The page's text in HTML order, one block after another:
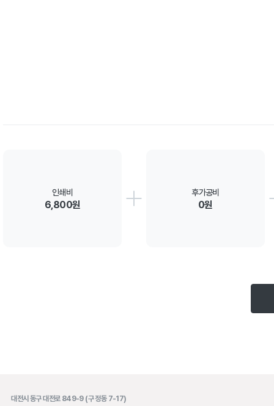
인쇄비
6,800원
후가공비
0원
대전시 동구 대전로 849-9 (구 정동 7-17)